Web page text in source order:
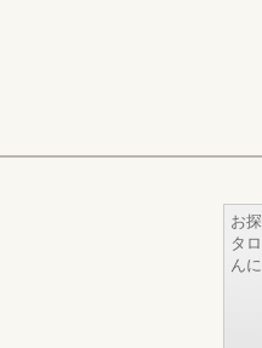
お
タ
ん